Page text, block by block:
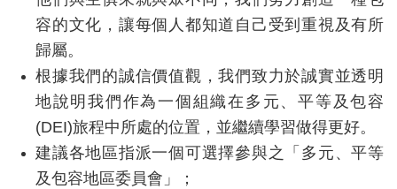
容的文化，讓每個人都知道自己受到重視及有所
歸屬。
根據我們的誠信價值觀，我們致力於誠實並透明
地說明我們作為一個組織在多元、平等及包容
(DEI)旅程中所處的位置，並繼續學習做得更好。
建議各地區指派一個可選擇參與之「多元、平等
及包容地區委員會」；